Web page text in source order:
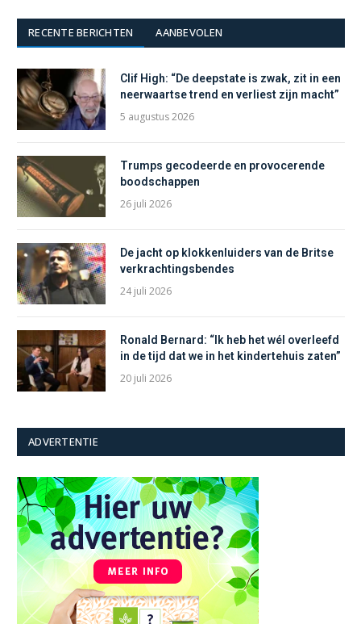
RECENTE BERICHTEN AANBEVOLEN
Clif High: “De deepstate is zwak, zit in een
neerwaartse trend en verliest zijn macht”
5 augustus 2026
Trumps gecodeerde en provocerende
boodschappen
26 juli 2026
De jacht op klokkenluiders van de Britse
verkrachtingsbendes
24 juli 2026
Ronald Bernard: “Ik heb het wél overleefd
in de tijd dat we in het kindertehuis zaten”
20 juli 2026
ADVERTENTIE